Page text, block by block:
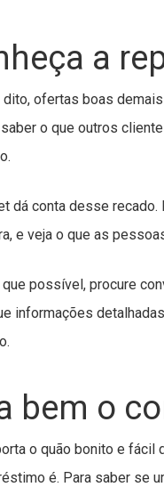
a
dito, ofertas boas
o que outros
dá conta desse
e veja o que as
possível, procure
informações
bem o
o quão bonito e fácil
é. Para saber se